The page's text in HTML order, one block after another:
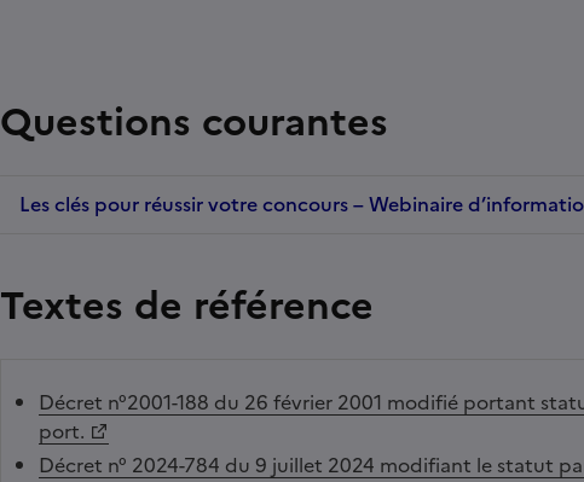
Questions courantes
Les clés pour réussir votre concours – Webinaire
Textes de référence
Décret n°2001-188 du 26 février 2001 modifié portant
port.
Décret n° 2024-784 du 9 juillet 2024 modifiant le statut